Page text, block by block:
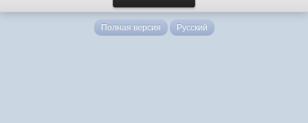
Полная версия Русский